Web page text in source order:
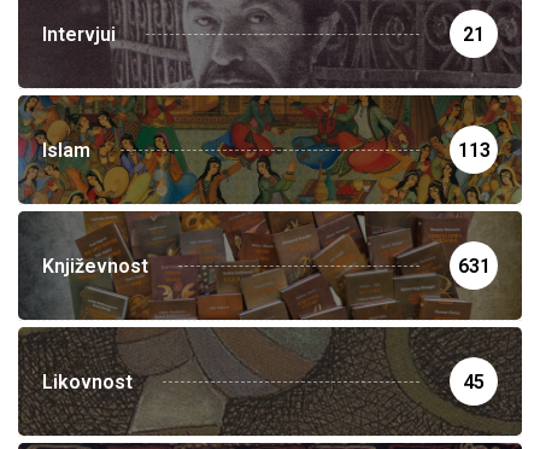
Intervjui 21
Islam 113
Književnost 631
Likovnost 45